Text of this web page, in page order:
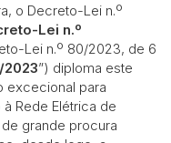
o Decreto-Lei n.º
Lei n.º
Lei n.º 80/2023, de 6
”) diploma este
excecional para
Rede Elétrica de
grande procura